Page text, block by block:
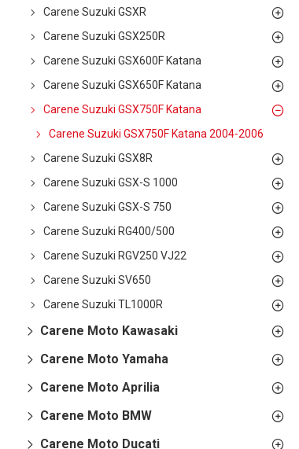
Carene Suzuki GSXR
Carene Suzuki GSX250R
Carene Suzuki GSX600F Katana
Carene Suzuki GSX650F Katana
Carene Suzuki GSX750F Katana
Carene Suzuki GSX750F Katana 2004-2006
Carene Suzuki GSX8R
Carene Suzuki GSX-S 1000
Carene Suzuki GSX-S 750
Carene Suzuki RG400/500
Carene Suzuki RGV250 VJ22
Carene Suzuki SV650
Carene Suzuki TL1000R
Carene Moto Kawasaki
Carene Moto Yamaha
Carene Moto Aprilia
Carene Moto BMW
Carene Moto Ducati